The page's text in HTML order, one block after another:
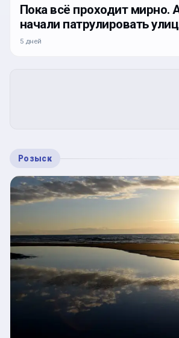
Пока всё проходит мирно.
начали патрулировать
5 дней
Розыск